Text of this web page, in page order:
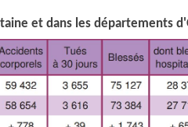
et dans les départements